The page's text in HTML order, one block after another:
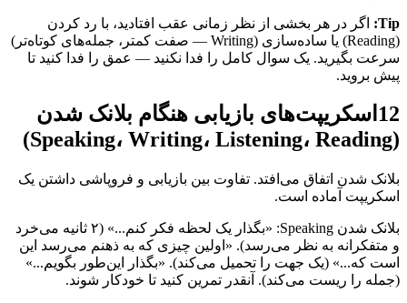
Tip:
اگر در هر بخشی از نظر زمانی عقب افتادید، با رد کردن
(Reading) یا ساده‌سازی (Writing — صفت کمتر، جمله‌های کوتاه‌تر)
سرعت بگیرید. یک سوال کامل را فدا نکنید — عمق را فدا کنید تا
پیش بروید.
12 اسکریپت‌های بازیابی هنگام بلانک شدن
(Speaking، Writing، Listening، Reading)
بلانک شدن اتفاق می‌افتد. تفاوت بین بازیابی و فروپاشی داشتن یک
اسکریپت آماده است.
بلانک شدن Speaking: «بگذار یک لحظه فکر کنم...» (۲ ثانیه می‌خرد
و متفکرانه به نظر می‌رسد). «اولین چیزی که به ذهنم می‌رسد این
است که...» (یک جهت را تحمیل می‌کند). «بگذار این‌طور بگویم...»
(جمله را ریست می‌کند). آنقدر تمرین کنید تا خودکار شوند.